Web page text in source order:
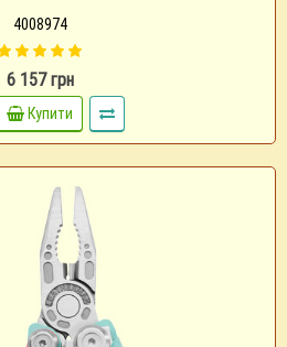
4008974
6 157 грн
Купити